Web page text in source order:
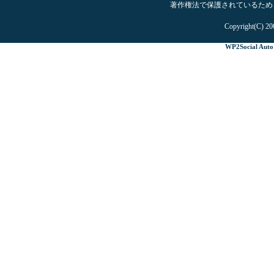
著作権法で保護されているた
Copyright(C)
WP2Social